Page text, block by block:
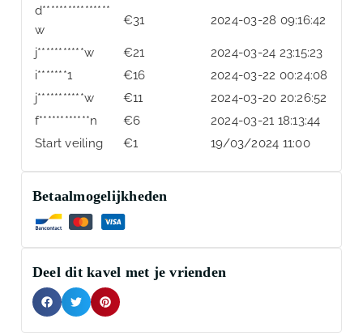
d****************
w
€31 2024-03-28 09:16:42
j***********w €21
2024-03-24 23:15:23
i*******1
€16
2024-03-22 00:24:08
j***********w
€11
2024-03-20 20:26:52
f************n
€6
2024-03-21 18:13:44
Start veiling
€1 19/03/2024 11:00
Betaalmogelijkheden
Deel dit kavel met je vrienden